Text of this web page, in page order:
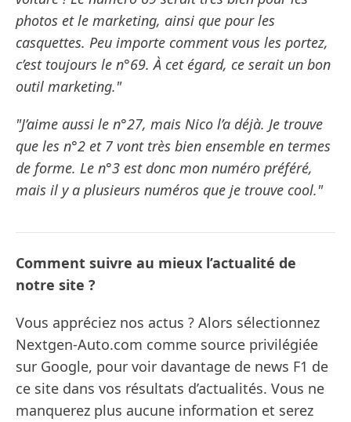
photos et le marketing, ainsi que pour les
casquettes. Peu importe comment vous les portez,
c’est toujours le n°69. À cet égard, ce serait un bon
outil marketing."
"J’aime aussi le n°27, mais Nico l’a déjà. Je trouve
que les n°2 et 7 vont très bien ensemble en termes
de forme. Le n°3 est donc mon numéro préféré,
mais il y a plusieurs numéros que je trouve cool."
Comment suivre au mieux l’actualité de
notre site ?
Vous appréciez nos actus ? Alors sélectionnez
Nextgen-Auto.com comme source privilégiée
sur Google, pour voir davantage de news F1 de
ce site dans vos résultats d’actualités. Vous ne
manquerez plus aucune information et serez